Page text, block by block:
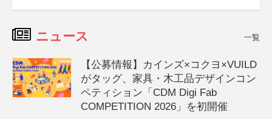
ニュース 一覧
【公募情報】カインズ×コクヨ×VUILD
がタッグ、家具・木工品デザインコン
ペティション「CDM Digi Fab
COMPETITION 2026」を初開催